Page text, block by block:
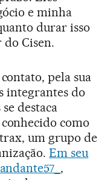
e minha
durar isso
Cisen.
pela sua
integrantes do
destaca
como
um grupo de
Em seu
,